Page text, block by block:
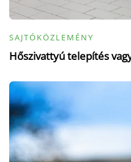
SAJTÓKÖZLEMÉNY
Hőszivattyú telepítés